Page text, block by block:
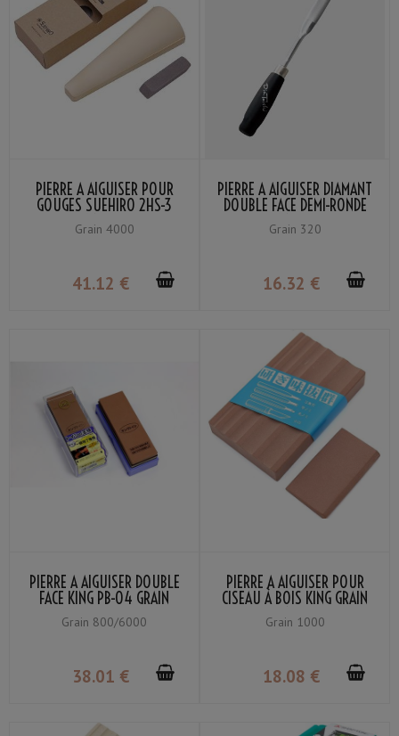
PIERRE À AIGUISER POUR
GOUGES SUEHIRO 2HS-3
GRAIN 4000
Grain 4000
41.12 €
PIERRE À AIGUISER DIAMANT
DOUBLE FACE DEMI-RONDE
GRAIN #320
Grain 320
16.32 €
PIERRE À AIGUISER DOUBLE
FACE KING PB-04 GRAIN
#800 / #6000
Grain 800/6000
38.01 €
PIERRE À AIGUISER POUR
CISEAU À BOIS KING GRAIN
#1000
Grain 1000
18.08 €